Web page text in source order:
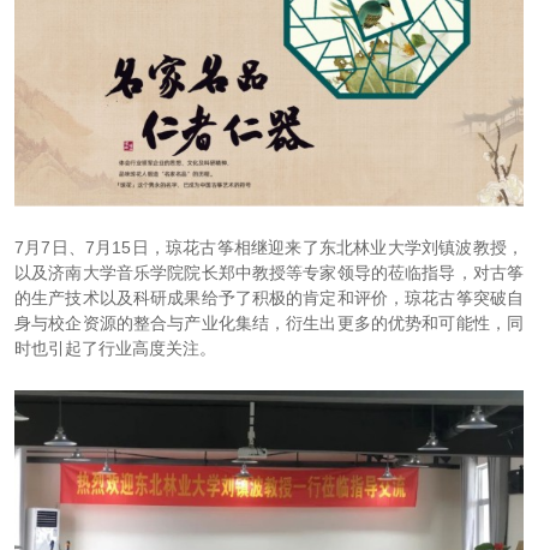
7月7日、7月15日，琼花古筝相继迎来了东北林业大学刘镇波教授，
以及济南大学音乐学院院长郑中教授等专家领导的莅临指导，对古筝
的生产技术以及科研成果给予了积极的肯定和评价，琼花古筝突破自
身与校企资源的整合与产业化集结，衍生出更多的优势和可能性，同
时也引起了行业高度关注。